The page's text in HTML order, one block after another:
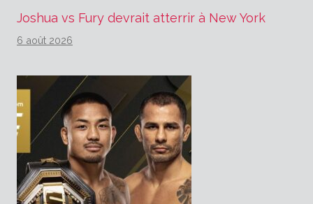
Joshua vs Fury devrait atterrir à New York
6 août 2026